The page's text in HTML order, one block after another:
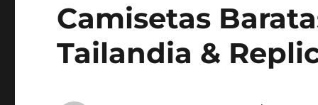
Camisetas
Tailandia &